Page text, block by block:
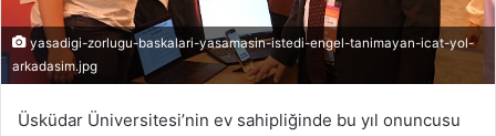
yasadigi-zorlugu-baskalari-yasamasin-istedi-engel-tanimayan-icat-yol-
arkadasim.jpg
Üsküdar Üniversitesi’nin ev sahipliğinde bu yıl onuncusu